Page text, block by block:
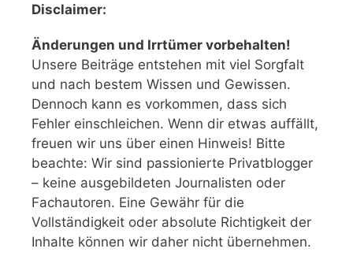
Disclaimer:
Änderungen und Irrtümer vorbehalten!
Unsere Beiträge entstehen mit viel Sorgfalt
und nach bestem Wissen und Gewissen.
Dennoch kann es vorkommen, dass sich
Fehler einschleichen. Wenn dir etwas auffällt,
freuen wir uns über einen Hinweis! Bitte
beachte: Wir sind passionierte Privatblogger
– keine ausgebildeten Journalisten oder
Fachautoren. Eine Gewähr für die
Vollständigkeit oder absolute Richtigkeit der
Inhalte können wir daher nicht übernehmen.